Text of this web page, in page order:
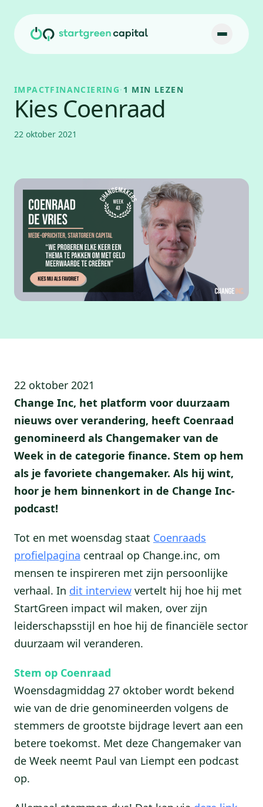
IMPACTFINANCIERING· 1 MIN LEZEN
Kies Coenraad
22 oktober 2021
22 oktober 2021
Change Inc, het platform voor duurzaam
nieuws over verandering, heeft Coenraad
genomineerd als Changemaker van de
Week in de categorie finance. Stem op hem
als je favoriete changemaker. Als hij wint,
hoor je hem binnenkort in de Change Inc-
podcast!
Tot en met woensdag staat Coenraads
profielpagina centraal op Change.inc, om
mensen te inspireren met zijn persoonlijke
verhaal. In dit interview vertelt hij hoe hij met
StartGreen impact wil maken, over zijn
leiderschapsstijl en hoe hij de financiële sector
duurzaam wil veranderen.
Stem op Coenraad
Woensdagmiddag 27 oktober wordt bekend
wie van de drie genomineerden volgens de
stemmers de grootste bijdrage levert aan een
betere toekomst. Met deze Changemaker van
de Week neemt Paul van Liempt een podcast
op.